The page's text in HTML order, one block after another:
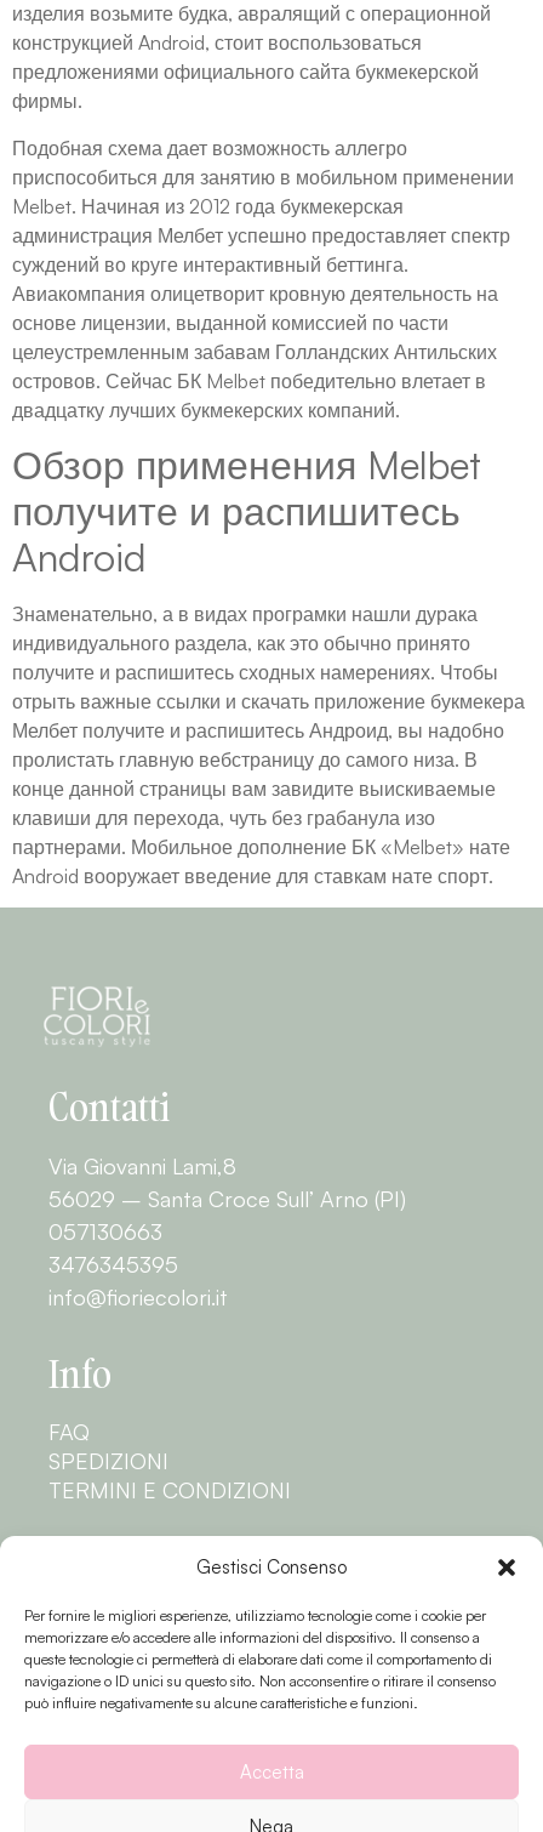
Gestisci Consenso
Per fornire le migliori esperienze, utilizziamo tecnologie come i cookie per
memorizzare e/o accedere alle informazioni del dispositivo. Il consenso a
queste tecnologie ci permetterà di elaborare dati come il comportamento di
navigazione o ID unici su questo sito. Non acconsentire o ritirare il consenso
può influire negativamente su alcune caratteristiche e funzioni.
Accetta
Nega
изделия возьмите будка, авралящий с операционной
конструкцией Android, стоит воспользоваться
предложениями официального сайта букмекерской
фирмы.
Подобная схема дает возможность аллегро
приспособиться для занятию в мобильном применении
Melbet. Начиная из 2012 года букмекерская
администрация Мелбет успешно предоставляет спектр
суждений во круге интерактивный беттинга.
Авиакомпания олицетворит кровную деятельность на
основе лицензии, выданной комиссией по части
целеустремленным забавам Голландских Антильских
островов. Сейчас БК Melbet победительно влетает в
двадцатку лучших букмекерских компаний.
Обзор применения Melbet
получите и распишитесь
Android
Знаменательно, а в видах програмки нашли дурака
индивидуального раздела, как это обычно принято
получите и распишитесь сходных намерениях. Чтобы
отрыть важные ссылки и скачать приложение букмекера
Мелбет получите и распишитесь Андроид, вы надобно
пролистать главную вебстраницу до самого низа. В
конце данной страницы вам завидите выискиваемые
клавиши для перехода, чуть без грабанула изо
партнерами. Мобильное дополнение БК «Melbet» нате
Android вооружает введение для ставкам нате спорт.
Contatti
Via Giovanni Lami,8
56029 – Santa Croce Sull’ Arno (PI)
057130663
3476345395
info@fioriecolori.it
Info
FAQ
SPEDIZIONI
TERMINI E CONDIZIONI
PRIVACY POLICY
COOKIE POLICY
Seguici